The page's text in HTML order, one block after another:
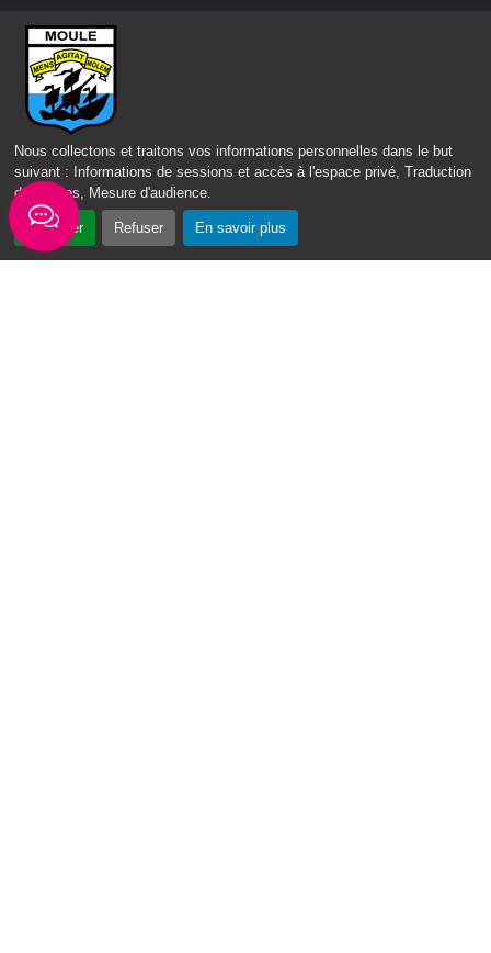
Nous collectons et traitons vos informations personnelles dans le but
suivant :
Informations de sessions et accès à l'espace privé, Traduction
des pages, Mesure d'audience.
Accepter Refuser En savoir plus
Tél.:+590-(0)5.90.23.09.00
Fax: +590-(0)5.90.23.68.73
Envoyer un email